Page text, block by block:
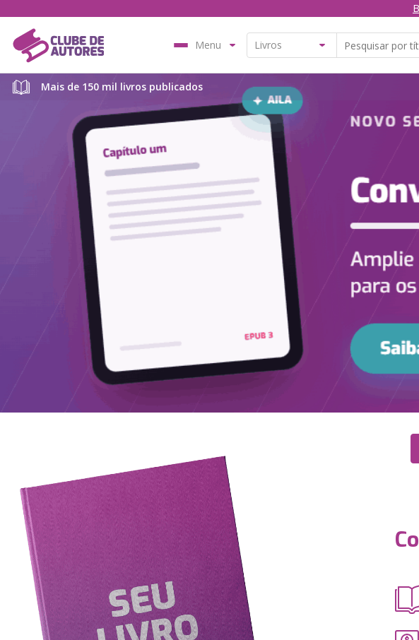
Menu
Mais de 150 mil livros publicados